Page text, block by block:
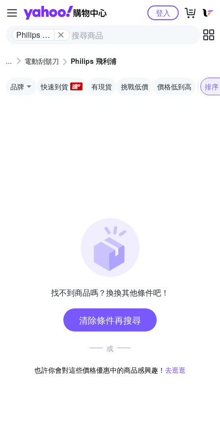
Yahoo購物中心
Philips 飛
登入
電動刮鬍刀 Philips 飛利浦
品牌 快速到貨 有現貨 挑戰低價 價格低到高 排序
找不到商品嗎？換換其他條件吧！
清除條件再搜尋
或
也許你會對這些價格優惠中的商品感興趣！ 去逛逛